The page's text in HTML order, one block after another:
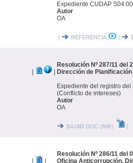
Expediente CUDAP
Autor
OA
| REFERENCIA |
Resolución Nº 287/11 del
Dirección de
Expediente del registro
(Conflicto de intereses)
Autor
OA
BAJAR DOC (84K) |
Resolución Nº 286/11 del
Oficina Anticorrupción,